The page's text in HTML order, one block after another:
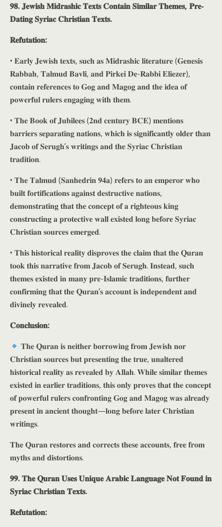
𝟗𝟖. 𝐉𝐞𝐰𝐢𝐬𝐡 𝐌𝐢𝐝𝐫𝐚𝐬𝐡𝐢𝐜 𝐓𝐞𝐱𝐭𝐬 𝐂𝐨𝐧𝐭𝐚𝐢𝐧 𝐒𝐢𝐦𝐢𝐥𝐚𝐫 𝐓𝐡𝐞𝐦𝐞𝐬, 𝐏𝐫𝐞-
𝐃𝐚𝐭𝐢𝐧𝐠 𝐒𝐲𝐫𝐢𝐚𝐜 𝐂𝐡𝐫𝐢𝐬𝐭𝐢𝐚𝐧 𝐓𝐞𝐱𝐭𝐬.
𝐑𝐞𝐟𝐮𝐭𝐚𝐭𝐢𝐨𝐧:
• 𝐄𝐚𝐫𝐥𝐲 𝐉𝐞𝐰𝐢𝐬𝐡 𝐭𝐞𝐱𝐭𝐬, 𝐬𝐮𝐜𝐡 𝐚𝐬 𝐌𝐢𝐝𝐫𝐚𝐬𝐡𝐢𝐜 𝐥𝐢𝐭𝐞𝐫𝐚𝐭𝐮𝐫𝐞 (𝐆𝐞𝐧𝐞𝐬𝐢𝐬
𝐑𝐚𝐛𝐛𝐚𝐡, 𝐓𝐚𝐥𝐦𝐮𝐝 𝐁𝐚𝐯𝐥𝐢, 𝐚𝐧𝐝 𝐏𝐢𝐫𝐤𝐞𝐢 𝐃𝐞-𝐑𝐚𝐛𝐛𝐢 𝐄𝐥𝐢𝐞𝐳𝐞𝐫),
𝐜𝐨𝐧𝐭𝐚𝐢𝐧 𝐫𝐞𝐟𝐞𝐫𝐞𝐧𝐜𝐞𝐬 𝐭𝐨 𝐆𝐨𝐠 𝐚𝐧𝐝 𝐌𝐚𝐠𝐨𝐠 𝐚𝐧𝐝 𝐭𝐡𝐞 𝐢𝐝𝐞𝐚 𝐨𝐟
𝐩𝐨𝐰𝐞𝐫𝐟𝐮𝐥 𝐫𝐮𝐥𝐞𝐫𝐬 𝐞𝐧𝐠𝐚𝐠𝐢𝐧𝐠 𝐰𝐢𝐭𝐡 𝐭𝐡𝐞𝐦.
• 𝐓𝐡𝐞 𝐁𝐨𝐨𝐤 𝐨𝐟 𝐉𝐮𝐛𝐢𝐥𝐞𝐞𝐬 (𝟐𝐧𝐝 𝐜𝐞𝐧𝐭𝐮𝐫𝐲 𝐁𝐂𝐄) 𝐦𝐞𝐧𝐭𝐢𝐨𝐧𝐬
𝐛𝐚𝐫𝐫𝐢𝐞𝐫𝐬 𝐬𝐞𝐩𝐚𝐫𝐚𝐭𝐢𝐧𝐠 𝐧𝐚𝐭𝐢𝐨𝐧𝐬, 𝐰𝐡𝐢𝐜𝐡 𝐢𝐬 𝐬𝐢𝐠𝐧𝐢𝐟𝐢𝐜𝐚𝐧𝐭𝐥𝐲 𝐨𝐥𝐝𝐞𝐫 𝐭𝐡𝐚𝐧
𝐉𝐚𝐜𝐨𝐛 𝐨𝐟 𝐒𝐞𝐫𝐮𝐠𝐡’𝐬 𝐰𝐫𝐢𝐭𝐢𝐧𝐠𝐬 𝐚𝐧𝐝 𝐭𝐡𝐞 𝐒𝐲𝐫𝐢𝐚𝐜 𝐂𝐡𝐫𝐢𝐬𝐭𝐢𝐚𝐧
𝐭𝐫𝐚𝐝𝐢𝐭𝐢𝐨𝐧.
• 𝐓𝐡𝐞 𝐓𝐚𝐥𝐦𝐮𝐝 (𝐒𝐚𝐧𝐡𝐞𝐝𝐫𝐢𝐧 𝟗𝟒𝐚) 𝐫𝐞𝐟𝐞𝐫𝐬 𝐭𝐨 𝐚𝐧 𝐞𝐦𝐩𝐞𝐫𝐨𝐫 𝐰𝐡𝐨
𝐛𝐮𝐢𝐥𝐭 𝐟𝐨𝐫𝐭𝐢𝐟𝐢𝐜𝐚𝐭𝐢𝐨𝐧𝐬 𝐚𝐠𝐚𝐢𝐧𝐬𝐭 𝐝𝐞𝐬𝐭𝐫𝐮𝐜𝐭𝐢𝐯𝐞 𝐧𝐚𝐭𝐢𝐨𝐧𝐬,
𝐝𝐞𝐦𝐨𝐧𝐬𝐭𝐫𝐚𝐭𝐢𝐧𝐠 𝐭𝐡𝐚𝐭 𝐭𝐡𝐞 𝐜𝐨𝐧𝐜𝐞𝐩𝐭 𝐨𝐟 𝐚 𝐫𝐢𝐠𝐡𝐭𝐞𝐨𝐮𝐬 𝐤𝐢𝐧𝐠
𝐜𝐨𝐧𝐬𝐭𝐫𝐮𝐜𝐭𝐢𝐧𝐠 𝐚 𝐩𝐫𝐨𝐭𝐞𝐜𝐭𝐢𝐯𝐞 𝐰𝐚𝐥𝐥 𝐞𝐱𝐢𝐬𝐭𝐞𝐝 𝐥𝐨𝐧𝐠 𝐛𝐞𝐟𝐨𝐫𝐞 𝐒𝐲𝐫𝐢𝐚𝐜
𝐂𝐡𝐫𝐢𝐬𝐭𝐢𝐚𝐧 𝐬𝐨𝐮𝐫𝐜𝐞𝐬 𝐞𝐦𝐞𝐫𝐠𝐞𝐝.
• 𝐓𝐡𝐢𝐬 𝐡𝐢𝐬𝐭𝐨𝐫𝐢𝐜𝐚𝐥 𝐫𝐞𝐚𝐥𝐢𝐭𝐲 𝐝𝐢𝐬𝐩𝐫𝐨𝐯𝐞𝐬 𝐭𝐡𝐞 𝐜𝐥𝐚𝐢𝐦 𝐭𝐡𝐚𝐭 𝐭𝐡𝐞 𝐐𝐮𝐫𝐚𝐧
𝐭𝐨𝐨𝐤 𝐭𝐡𝐢𝐬 𝐧𝐚𝐫𝐫𝐚𝐭𝐢𝐯𝐞 𝐟𝐫𝐨𝐦 𝐉𝐚𝐜𝐨𝐛 𝐨𝐟 𝐒𝐞𝐫𝐮𝐠𝐡. 𝐈𝐧𝐬𝐭𝐞𝐚𝐝, 𝐬𝐮𝐜𝐡
𝐭𝐡𝐞𝐦𝐞𝐬 𝐞𝐱𝐢𝐬𝐭𝐞𝐝 𝐢𝐧 𝐦𝐚𝐧𝐲 𝐩𝐫𝐞-𝐈𝐬𝐥𝐚𝐦𝐢𝐜 𝐭𝐫𝐚𝐝𝐢𝐭𝐢𝐨𝐧𝐬, 𝐟𝐮𝐫𝐭𝐡𝐞𝐫
𝐜𝐨𝐧𝐟𝐢𝐫𝐦𝐢𝐧𝐠 𝐭𝐡𝐚𝐭 𝐭𝐡𝐞 𝐐𝐮𝐫𝐚𝐧’𝐬 𝐚𝐜𝐜𝐨𝐮𝐧𝐭 𝐢𝐬 𝐢𝐧𝐝𝐞𝐩𝐞𝐧𝐝𝐞𝐧𝐭 𝐚𝐧𝐝
𝐝𝐢𝐯𝐢𝐧𝐞𝐥𝐲 𝐫𝐞𝐯𝐞𝐚𝐥𝐞𝐝.
𝐂𝐨𝐧𝐜𝐥𝐮𝐬𝐢𝐨𝐧:
𝐓𝐡𝐞 𝐐𝐮𝐫𝐚𝐧 𝐢𝐬 𝐧𝐞𝐢𝐭𝐡𝐞𝐫 𝐛𝐨𝐫𝐫𝐨𝐰𝐢𝐧𝐠 𝐟𝐫𝐨𝐦 𝐉𝐞𝐰𝐢𝐬𝐡 𝐧𝐨𝐫
𝐂𝐡𝐫𝐢𝐬𝐭𝐢𝐚𝐧 𝐬𝐨𝐮𝐫𝐜𝐞𝐬 𝐛𝐮𝐭 𝐩𝐫𝐞𝐬𝐞𝐧𝐭𝐢𝐧𝐠 𝐭𝐡𝐞 𝐭𝐫𝐮𝐞, 𝐮𝐧𝐚𝐥𝐭𝐞𝐫𝐞𝐝
𝐡𝐢𝐬𝐭𝐨𝐫𝐢𝐜𝐚𝐥 𝐫𝐞𝐚𝐥𝐢𝐭𝐲 𝐚𝐬 𝐫𝐞𝐯𝐞𝐚𝐥𝐞𝐝 𝐛𝐲 𝐀𝐥𝐥𝐚𝐡. 𝐖𝐡𝐢𝐥𝐞 𝐬𝐢𝐦𝐢𝐥𝐚𝐫 𝐭𝐡𝐞𝐦𝐞𝐬
𝐞𝐱𝐢𝐬𝐭𝐞𝐝 𝐢𝐧 𝐞𝐚𝐫𝐥𝐢𝐞𝐫 𝐭𝐫𝐚𝐝𝐢𝐭𝐢𝐨𝐧𝐬, 𝐭𝐡𝐢𝐬 𝐨𝐧𝐥𝐲 𝐩𝐫𝐨𝐯𝐞𝐬 𝐭𝐡𝐚𝐭 𝐭𝐡𝐞 𝐜𝐨𝐧𝐜𝐞𝐩𝐭
𝐨𝐟 𝐩𝐨𝐰𝐞𝐫𝐟𝐮𝐥 𝐫𝐮𝐥𝐞𝐫𝐬 𝐜𝐨𝐧𝐟𝐫𝐨𝐧𝐭𝐢𝐧𝐠 𝐆𝐨𝐠 𝐚𝐧𝐝 𝐌𝐚𝐠𝐨𝐠 𝐰𝐚𝐬 𝐚𝐥𝐫𝐞𝐚𝐝𝐲
𝐩𝐫𝐞𝐬𝐞𝐧𝐭 𝐢𝐧 𝐚𝐧𝐜𝐢𝐞𝐧𝐭 𝐭𝐡𝐨𝐮𝐠𝐡𝐭—𝐥𝐨𝐧𝐠 𝐛𝐞𝐟𝐨𝐫𝐞 𝐥𝐚𝐭𝐞𝐫 𝐂𝐡𝐫𝐢𝐬𝐭𝐢𝐚𝐧
𝐰𝐫𝐢𝐭𝐢𝐧𝐠𝐬.
𝐓𝐡𝐞 𝐐𝐮𝐫𝐚𝐧 𝐫𝐞𝐬𝐭𝐨𝐫𝐞𝐬 𝐚𝐧𝐝 𝐜𝐨𝐫𝐫𝐞𝐜𝐭𝐬 𝐭𝐡𝐞𝐬𝐞 𝐚𝐜𝐜𝐨𝐮𝐧𝐭𝐬, 𝐟𝐫𝐞𝐞 𝐟𝐫𝐨𝐦
𝐦𝐲𝐭𝐡𝐬 𝐚𝐧𝐝 𝐝𝐢𝐬𝐭𝐨𝐫𝐭𝐢𝐨𝐧𝐬.
𝟗𝟗. 𝐓𝐡𝐞 𝐐𝐮𝐫𝐚𝐧 𝐔𝐬𝐞𝐬 𝐔𝐧𝐢𝐪𝐮𝐞 𝐀𝐫𝐚𝐛𝐢𝐜 𝐋𝐚𝐧𝐠𝐮𝐚𝐠𝐞 𝐍𝐨𝐭 𝐅𝐨𝐮𝐧𝐝 𝐢𝐧
𝐒𝐲𝐫𝐢𝐚𝐜 𝐂𝐡𝐫𝐢𝐬𝐭𝐢𝐚𝐧 𝐓𝐞𝐱𝐭𝐬.
𝐑𝐞𝐟𝐮𝐭𝐚𝐭𝐢𝐨𝐧: